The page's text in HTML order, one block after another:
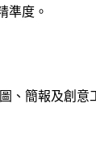
準度。
、簡報及創意